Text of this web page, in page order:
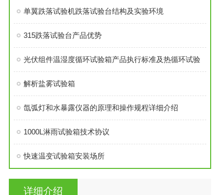
单翼跌落试验机跌落试验台结构及实验环境
315跌落试验台产品优势
光伏组件温湿度循环试验箱产品执行标准及热循环试验
解析盐雾试验箱
氙弧灯和水暴露仪器的原理和操作规程详细介绍
1000L淋雨试验箱技术协议
快速温变试验箱安装场所
详细介绍